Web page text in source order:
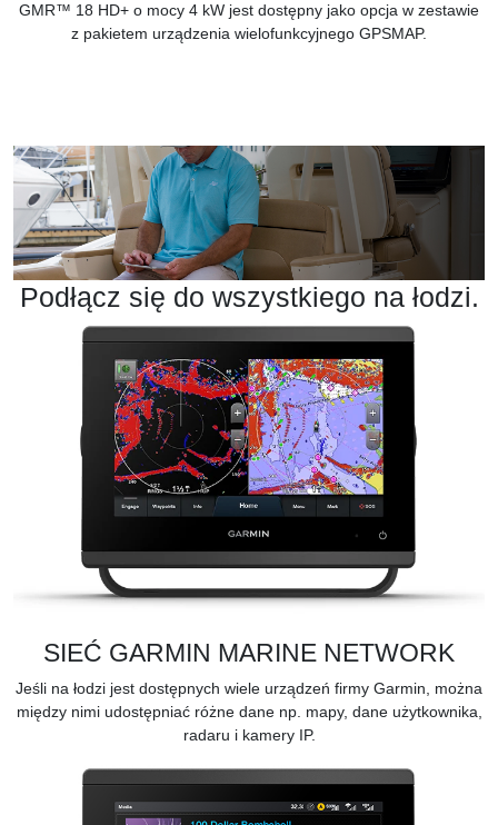
GMR™ 18 HD+ o mocy 4 kW jest dostępny jako opcja w zestawie
z pakietem urządzenia wielofunkcyjnego GPSMAP.
Podłącz się do wszystkiego na łodzi.
SIEĆ GARMIN MARINE NETWORK
Jeśli na łodzi jest dostępnych wiele urządzeń firmy Garmin, można
między nimi udostępniać różne dane np. mapy, dane użytkownika,
radaru i kamery IP.